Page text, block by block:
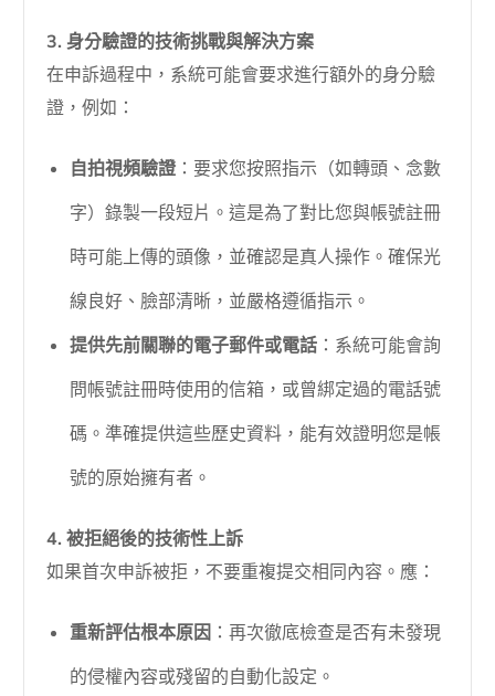
3. 身分驗證的技術挑戰與解決方案
在申訴過程中，系統可能會要求進行額外的身分驗
證，例如：
自拍視頻驗證 ：要求您按照指示（如轉頭、念數
字）錄製一段短片。這是為了對比您與帳號註冊
時可能上傳的頭像，並確認是真人操作。確保光
線良好、臉部清晰，並嚴格遵循指示。
提供先前關聯的電子郵件或電話 ：系統可能會詢
問帳號註冊時使用的信箱，或曾綁定過的電話號
碼。準確提供這些歷史資料，能有效證明您是帳
號的原始擁有者。
4. 被拒絕後的技術性上訴
如果首次申訴被拒，不要重複提交相同內容。應：
重新評估根本原因 ：再次徹底檢查是否有未發現
的侵權內容或殘留的自動化設定。